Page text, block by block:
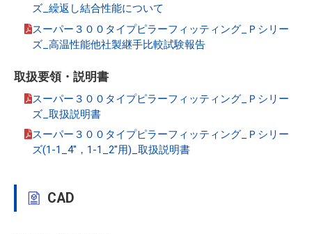
ズ_繰返し結合性能について
スーパー３００タイプピラーフィッティング_Ｐシリー
ズ_高温性能他社製継手比較試験報告
取扱要領・説明書
スーパー３００タイプピラーフィッティング_Ｐシリー
ズ_取扱説明書
スーパー３００タイプピラーフィッティング_Ｐシリー
ズ(1-1_4"，1-1_2"用)_取扱説明書
CAD